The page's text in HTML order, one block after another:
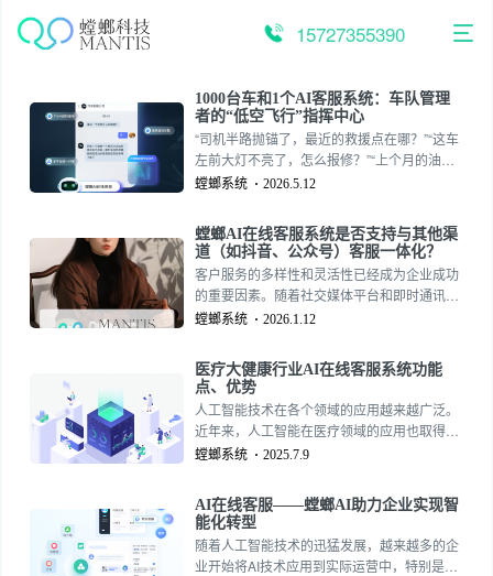
15727355390
1000台车和1个AI客服系统：车队管理
者的“低空飞行”指挥中心
“司机半路抛锚了，最近的救援点在哪？”“这车
左前大灯不亮了，怎么报修？”“上个月的油费
补贴明细发我一下”——经营滴滴车队、租赁公
端、承租方发来的各类突发状况和行政查询。
螳螂系统 2026.5.12
螳螂AI在线客服系统是否支持与其他渠
道（如抖音、公众号）客服一体化？
客户服务的多样性和灵活性已经成为企业成功
的重要因素。随着社交媒体平台和即时通讯软
件的崛起，客户对快速反应和无缝沟通的需求
螳螂AI不仅能提供高效的客户服务功能，还在
与其他渠道如抖音和公众号的客服一体化方面
展现了强大的能力。
螳螂系统 2026.1.12
医疗大健康行业AI在线客服系统功能
点、优势
人工智能技术在各个领域的应用越来越广泛。
近年来，人工智能在医疗领域的应用也取得了
显著成效。作为其中的佼佼者，北京螳螂科技
医疗服务，成为改变医疗服务的新里程碑。
螳螂系统 2025.7.9
AI在线客服——螳螂AI助力企业实现智
能化转型
随着人工智能技术的迅猛发展，越来越多的企
业开始将AI技术应用到实际运营中，特别是在